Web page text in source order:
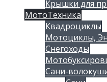
Крышки для
МотоТехника
Квадроциклы
Мотоциклы,
Снегоходы
Сани-